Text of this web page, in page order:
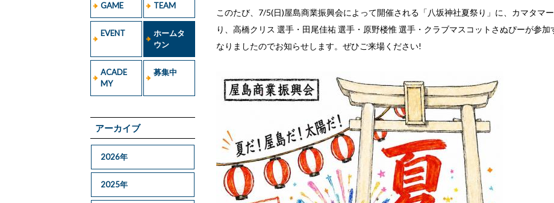
GAME TEAM
EVENT
ホームタ
ウン
ACADE
MY
募集中
アーカイブ
2026年
2025年
このたび、7/5(日)屋島商業振興会によって開催される「八坂神社夏祭り」に、カマタマ
り、高橋クリス 選手・田尾佳祐 選手・原野楼惟 選手・クラブマスコットさぬぴーが参加
なりましたのでお知らせします。ぜひご来場ください!